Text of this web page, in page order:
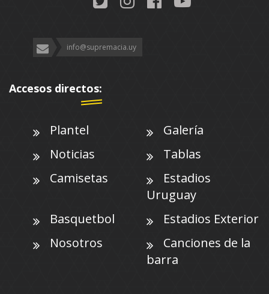
info@supremacia.uy
Accesos directos:
Plantel
Galería
Noticias
Tablas
Camisetas
Estadios
Uruguay
Basquetbol
Estadios Exterior
Nosotros
Canciones de la
barra